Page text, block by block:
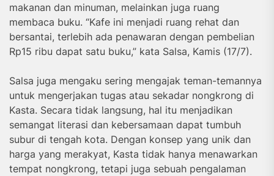
makanan dan minuman, melainkan juga ruang
membaca buku. “Kafe ini menjadi ruang rehat dan
bersantai, terlebih ada penawaran dengan pembelian
Rp15 ribu dapat satu buku,” kata Salsa, Kamis (17/7).
Salsa juga mengaku sering mengajak teman-temannya
untuk mengerjakan tugas atau sekadar nongkrong di
Kasta. Secara tidak langsung, hal itu menjadikan
semangat literasi dan kebersamaan dapat tumbuh
subur di tengah kota. Dengan konsep yang unik dan
harga yang merakyat, Kasta tidak hanya menawarkan
tempat nongkrong, tetapi juga sebuah pengalaman